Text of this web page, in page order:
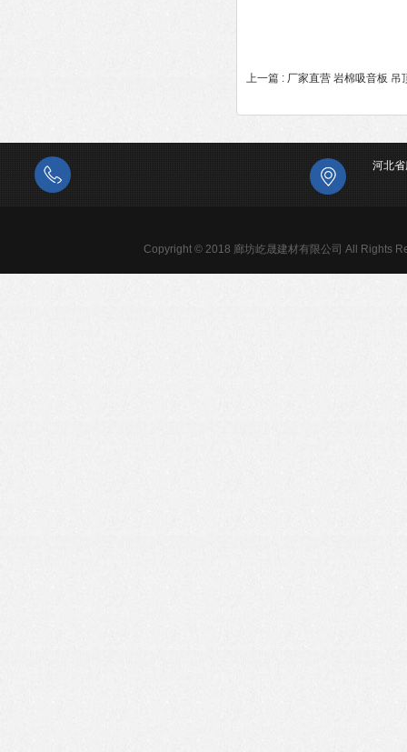
上一篇 : 厂家直营 岩棉吸音板 吊
河北
Copyright © 2018 廊坊屹晟建材有限公司 All Rights